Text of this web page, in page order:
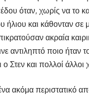
όταν, χωρίς να το
ήλιου και κάθονταν σε
ακραία
αντιληπτό ποιο
ο Στεν και πολλοί
ακόμα περιστατικό